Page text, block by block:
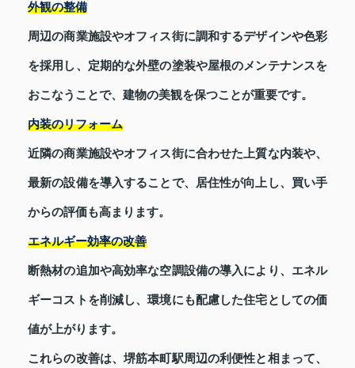
外観の整備
周辺の商業施設やオフィス街に調和するデザインや色彩
を採用し、定期的な外壁の塗装や屋根のメンテナンスを
おこなうことで、建物の美観を保つことが重要です。
内装のリフォーム
近隣の商業施設やオフィス街に合わせた上質な内装や、
最新の設備を導入することで、居住性が向上し、買い手
からの評価も高まります。
エネルギー効率の改善
断熱材の追加や高効率な空調設備の導入により、エネル
ギーコストを削減し、環境にも配慮した住宅としての価
値が上がります。
これらの改善は、堺筋本町駅周辺の利便性と相まって、